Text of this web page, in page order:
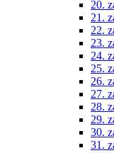
20.
21.
22.
23.
24.
25.
26.
27.
28.
29.
30.
31.